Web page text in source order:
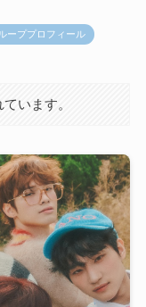
ーププロフィール
います。